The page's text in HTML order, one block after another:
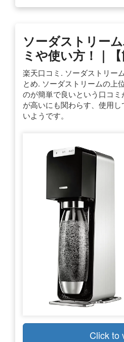
ソーダストリー
ミや使い方！｜
楽天口コミ. ソーダストリー
とめ. ソーダストリームの上
のが簡単で良いという口コ
が高いにも関わらす、使用
いようです。
Click to